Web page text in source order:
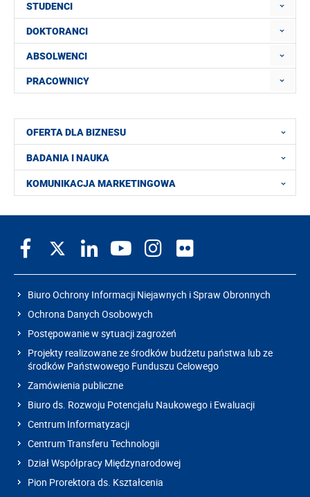
STUDENCI
DOKTORANCI
ABSOLWENCI
PRACOWNICY
OFERTA DLA BIZNESU
BADANIA I NAUKA
KOMUNIKACJA MARKETINGOWA
Biuro Ochrony Informacji Niejawnych i Spraw Obronnych
Ochrona Danych Osobowych
Postępowanie w sytuacji zagrożeń
Projekty realizowane ze środków budżetu państwa lub ze
środków Państwowego Funduszu Celowego
Zamówienia publiczne
Biuro ds. Rozwoju Potencjału Naukowego i Ewaluacji
Centrum Informatyzacji
Centrum Transferu Technologii
Dział Współpracy Międzynarodowej
Pion Prorektora ds. Kształcenia